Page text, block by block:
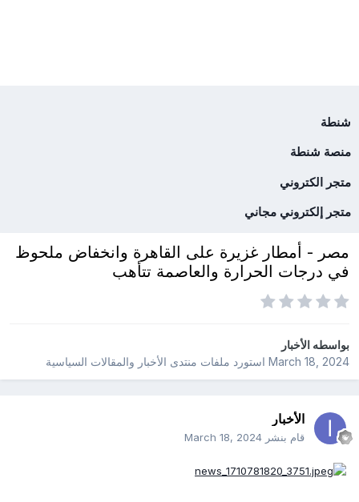
شنطة
منصة شنطة
متجر الكتروني
متجر إلكتروني مجاني
مصر - أمطار غزيرة على القاهرة وانخفاض ملحوظ
في درجات الحرارة والعاصمة تتأهب
بواسطهالأخبار
March 18, 2024استورد ملفات منتدى الأخبار والمقالات السياسية
الأخبار
قام بنشر March 18, 2024